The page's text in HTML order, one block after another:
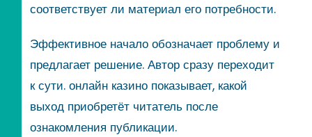
соответствует ли материал его потребности.
Эффективное начало обозначает проблему и
предлагает решение. Автор сразу переходит
к сути. онлайн казино показывает, какой
выход приобретёт читатель после
ознакомления публикации.